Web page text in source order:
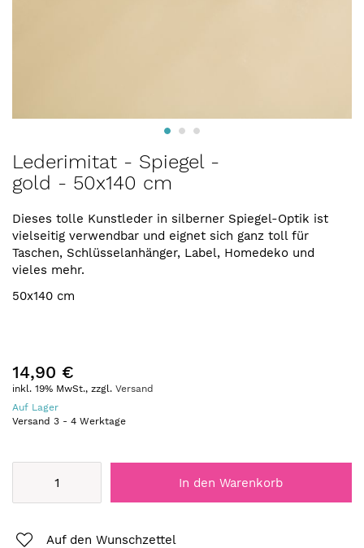
Anfang
der
springen
Lederimitat - Spiegel -
gold - 50x140 cm
Dieses tolle Kunstleder in silberner Spiegel-Optik ist
vielseitig verwendbar und eignet sich ganz toll für
Taschen, Schlüsselanhänger, Label, Homedeko und
vieles mehr.
50x140 cm
14,90 €
inkl. 19% MwSt., zzgl. Versand
Auf Lager
Versand 3 - 4 Werktage
In den Warenkorb
Auf den Wunschzettel